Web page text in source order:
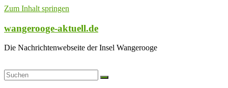
Zum Inhalt springen
wangerooge-aktuell.de
Die Nachrichtenwebseite der Insel Wangerooge